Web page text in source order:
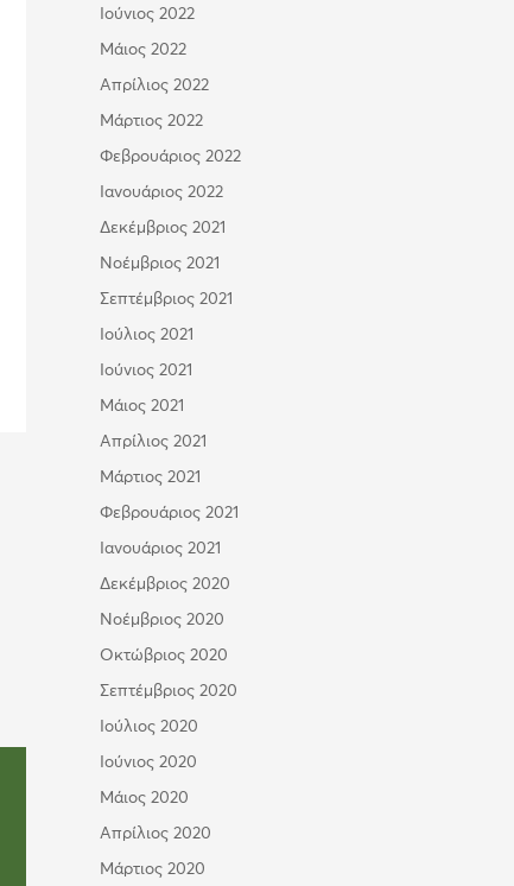
Ιούνιος 2022
Μάιος 2022
Απρίλιος 2022
Μάρτιος 2022
Φεβρουάριος 2022
Ιανουάριος 2022
Δεκέμβριος 2021
Νοέμβριος 2021
Σεπτέμβριος 2021
Ιούλιος 2021
Ιούνιος 2021
Μάιος 2021
Απρίλιος 2021
Μάρτιος 2021
Φεβρουάριος 2021
Ιανουάριος 2021
Δεκέμβριος 2020
Νοέμβριος 2020
Οκτώβριος 2020
Σεπτέμβριος 2020
Ιούλιος 2020
Ιούνιος 2020
Μάιος 2020
Απρίλιος 2020
Μάρτιος 2020